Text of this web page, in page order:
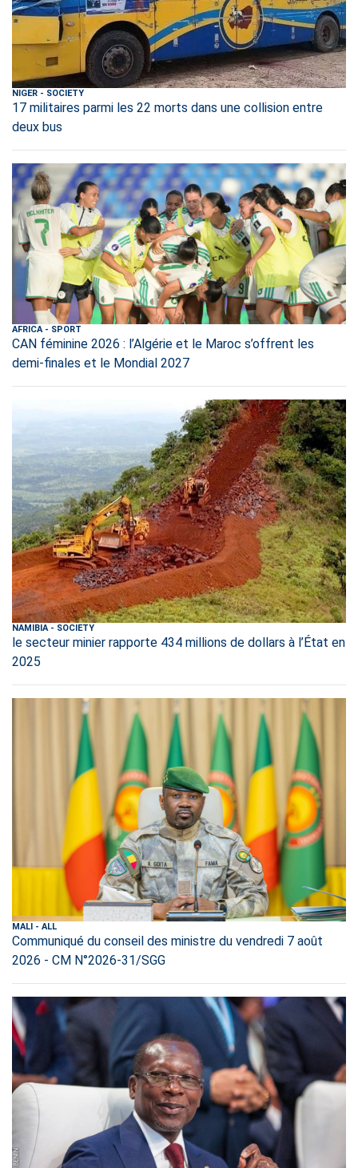
NIGER - SOCIETY
17 militaires parmi les 22 morts dans une collision entre
deux bus
AFRICA- SPORT
CAN féminine 2026 : l’Algérie et le Maroc s’offrent les
demi-finales et le Mondial 2027
NAMIBIA- SOCIETY
le secteur minier rapporte 434 millions de dollars à l’État en
2025
MALI - ALL
Communiqué du conseil des ministre du vendredi 7 août
2026 - CM N°2026-31/SGG